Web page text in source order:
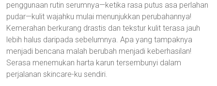
penggunaan rutin serumnya—ketika rasa putus asa perlahan
pudar—kulit wajahku mulai menunjukkan perubahannya!
Kemerahan berkurang drastis dan tekstur kulit terasa jauh
lebih halus daripada sebelumnya. Apa yang tampaknya
menjadi bencana malah berubah menjadi keberhasilan!
Serasa menemukan harta karun tersembunyi dalam
perjalanan skincare-ku sendiri.